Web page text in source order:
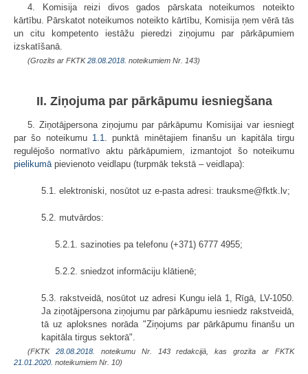
4. Komisija reizi divos gados pārskata noteikumos noteikto
kārtību. Pārskatot noteikumos noteikto kārtību, Komisija ņem vērā tās
un citu kompetento iestāžu pieredzi ziņojumu par pārkāpumiem
izskatīšanā.
(Grozīts ar FKTK28.08.2018. noteikumiem Nr. 143)
II. Ziņojuma par pārkāpumu iesniegšana
5. Ziņotājpersona ziņojumu par pārkāpumu Komisijai var iesniegt
par šo noteikumu 1.1
. punktā minētajiem finanšu un kapitāla tirgu
regulējošo normatīvo aktu pārkāpumiem, izmantojot šo noteikumu
pielikumā pievienoto veidlapu (turpmāk tekstā – veidlapa):
5.1. elektroniski, nosūtot uz e-pasta adresi: trauksme@fktk.lv;
5.2. mutvārdos:
5.2.1. sazinoties pa telefonu (+371) 6777 4955;
5.2.2. sniedzot informāciju klātienē;
5.3. rakstveidā, nosūtot uz adresi Kungu ielā 1, Rīgā, LV-1050.
Ja ziņotājpersona ziņojumu par pārkāpumu iesniedz rakstveidā,
tā uz aploksnes norāda "Ziņojums par pārkāpumu finanšu un
kapitāla tirgus sektorā".
(FKTK 28.08.2018.
noteikumu Nr. 143 redakcijā, kas grozīta ar FKTK
21.01.2020. noteikumiem Nr. 10)